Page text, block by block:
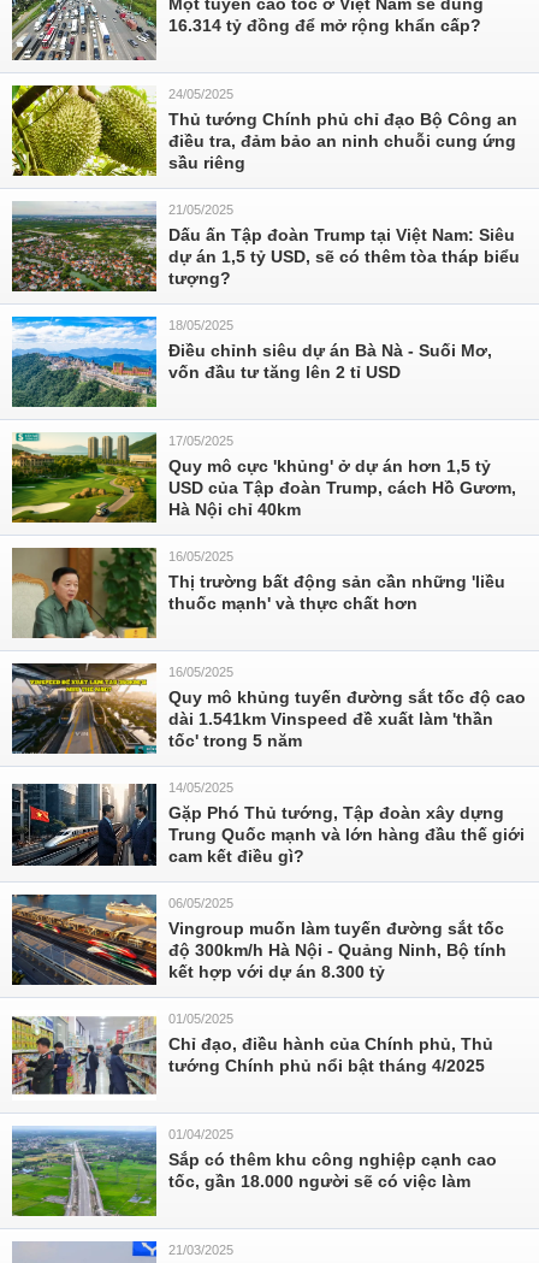
16.314 tỷ đồng để mở rộng khẩn cấp?
24/05/2025
Thủ tướng Chính phủ chỉ đạo Bộ Công an
điều tra, đảm bảo an ninh chuỗi cung ứng
sầu riêng
21/05/2025
Dấu ấn Tập đoàn Trump tại Việt Nam: Siêu
dự án 1,5 tỷ USD, sẽ có thêm tòa tháp biểu
tượng?
18/05/2025
Điều chỉnh siêu dự án Bà Nà - Suối Mơ,
vốn đầu tư tăng lên 2 tỉ USD
17/05/2025
Quy mô cực 'khủng' ở dự án hơn 1,5 tỷ
USD của Tập đoàn Trump, cách Hồ Gươm,
Hà Nội chỉ 40km
16/05/2025
Thị trường bất động sản cần những 'liều
thuốc mạnh' và thực chất hơn
16/05/2025
Quy mô khủng tuyến đường sắt tốc độ cao
dài 1.541km Vinspeed đề xuất làm 'thần
tốc' trong 5 năm
14/05/2025
Gặp Phó Thủ tướng, Tập đoàn xây dựng
Trung Quốc mạnh và lớn hàng đầu thế giới
cam kết điều gì?
06/05/2025
Vingroup muốn làm tuyến đường sắt tốc
độ 300km/h Hà Nội - Quảng Ninh, Bộ tính
kết hợp với dự án 8.300 tỷ
01/05/2025
Chỉ đạo, điều hành của Chính phủ, Thủ
tướng Chính phủ nổi bật tháng 4/2025
01/04/2025
Sắp có thêm khu công nghiệp cạnh cao
tốc, gần 18.000 người sẽ có việc làm
21/03/2025